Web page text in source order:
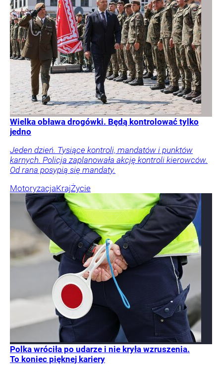
Wielka obława drogówki. Będą kontrolować tylko
jedno
Jeden dzień. Tysiące kontroli, mandatów i punktów
karnych. Policja zaplanowała akcję kontroli kierowców.
Od rana posypią się mandaty.
MotoryzacjaKrajŻycie
Polka wróciła po udarze i nie kryła wzruszenia.
To koniec pięknej kariery